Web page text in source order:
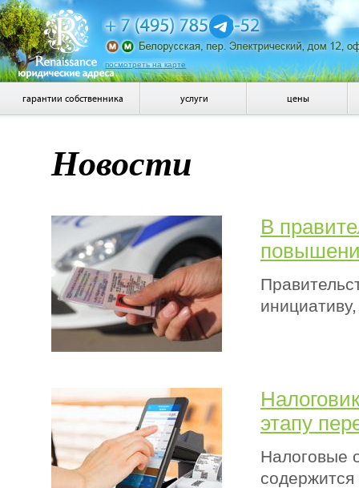
посмотреть на карте
гарантии собственника услуги цены
Новости
В
этапу
Налоговые